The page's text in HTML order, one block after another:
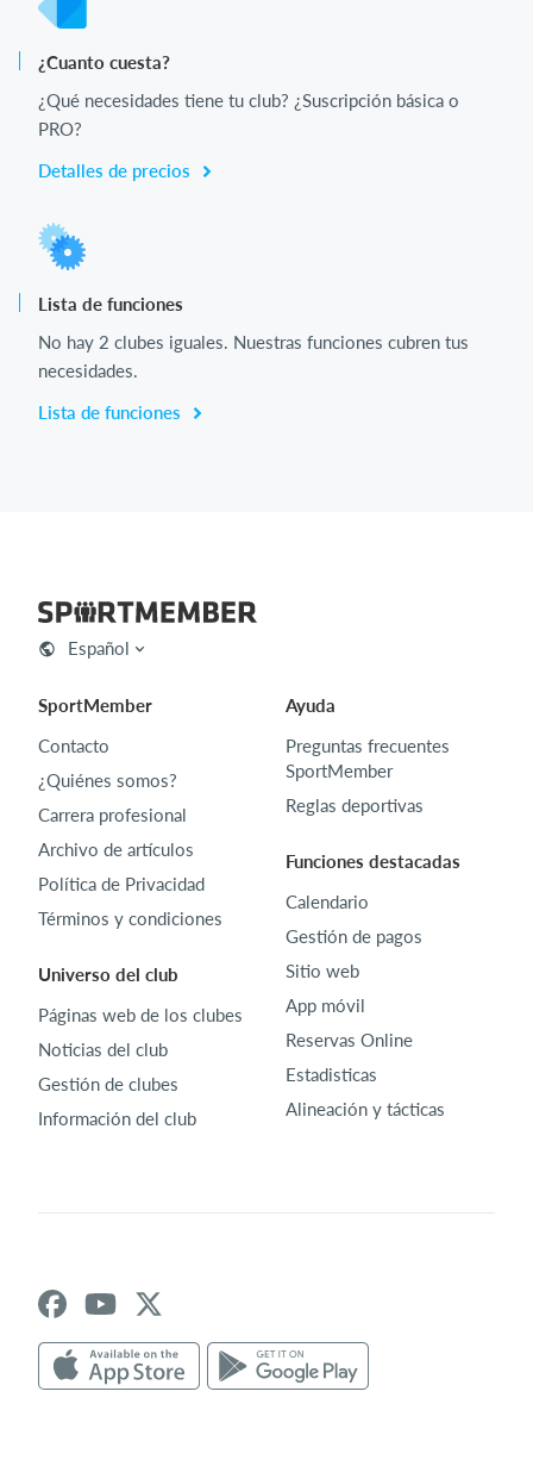
¿Cuanto cuesta?
¿Qué necesidades tiene tu club? ¿Suscripción básica o
PRO?
Detalles de precios
Lista de funciones
No hay 2 clubes iguales. Nuestras funciones cubren tus
necesidades.
Lista de funciones
Español
SportMember
Contacto
¿Quiénes somos?
Carrera profesional
Archivo de artículos
Política de Privacidad
Términos y condiciones
Universo del club
Páginas web de los clubes
Noticias del club
Gestión de clubes
Información del club
Ayuda
Preguntas frecuentes
SportMember
Reglas deportivas
Funciones destacadas
Calendario
Gestión de pagos
Sitio web
App móvil
Reservas Online
Estadisticas
Alineación y tácticas